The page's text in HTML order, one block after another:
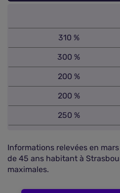
310 %
300 %
200 %
200 %
250 %
Informations relevées en
de 45 ans habitant à
maximales.